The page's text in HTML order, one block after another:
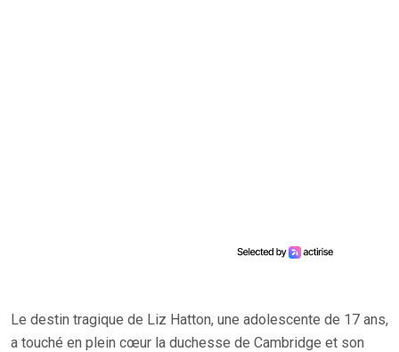
Le destin tragique de Liz Hatton, une adolescente de 17 ans,
a touché en plein cœur la duchesse de Cambridge et son